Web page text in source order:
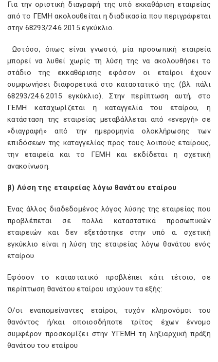
Για την οριστική διαγραφή της υπό εκκαθάριση εταιρείας
από το ΓΕΜΗ ακολουθείται η διαδικασία που περιγράφεται
στην 68293/24.6.2015 εγκύκλιο.
Ωστόσο, όπως είναι γνωστό, μία προσωπική εταιρεία
μπορεί να λυθεί χωρίς τη λύση της να ακολουθήσει το
στάδιο της εκκαθάρισης εφόσον οι εταίροι έχουν
συμφωνήσει διαφορετικά στο καταστατικό της. (βλ. πάλι
68293/24.6.2015 εγκύκλιο). Στην περίπτωση αυτή, στο
ΓΕΜΗ καταχωρίζεται η καταγγελία του εταίρου, η
κατάσταση της εταιρείας μεταβάλλεται από «ενεργή» σε
«διαγραφή» από την ημερομηνία ολοκλήρωσης των
επιδόσεων της καταγγελίας προς τους λοιπούς εταίρους,
την εταιρεία και το ΓΕΜΗ και εκδίδεται η σχετική
ανακοίνωση.
β) Λύση της εταιρείας λόγω θανάτου εταίρου
Ένας άλλος διαδεδομένος λόγος λύσης της εταιρείας που
προβλέπεται σε πολλά καταστατικά προσωπικών
εταιρειών και δεν εξετάστηκε στην υπό α. σχετική
εγκύκλιο είναι η λύση της εταιρείας λόγω θανάτου ενός
εταίρου.
Εφόσον το καταστατικό προβλέπει κάτι τέτοιο, σε
περίπτωση θανάτου εταίρου ισχύουν τα εξής:
Ο/οι εναπομείναντες εταίροι, τυχόν κληρονόμοι του
θανόντος ή/και οποιοσδήποτε τρίτος έχων έννομο
συμφέρον προσκομίζει στην ΥΓΕΜΗ τη ληξιαρχική πράξη
θανάτου του εταίρου